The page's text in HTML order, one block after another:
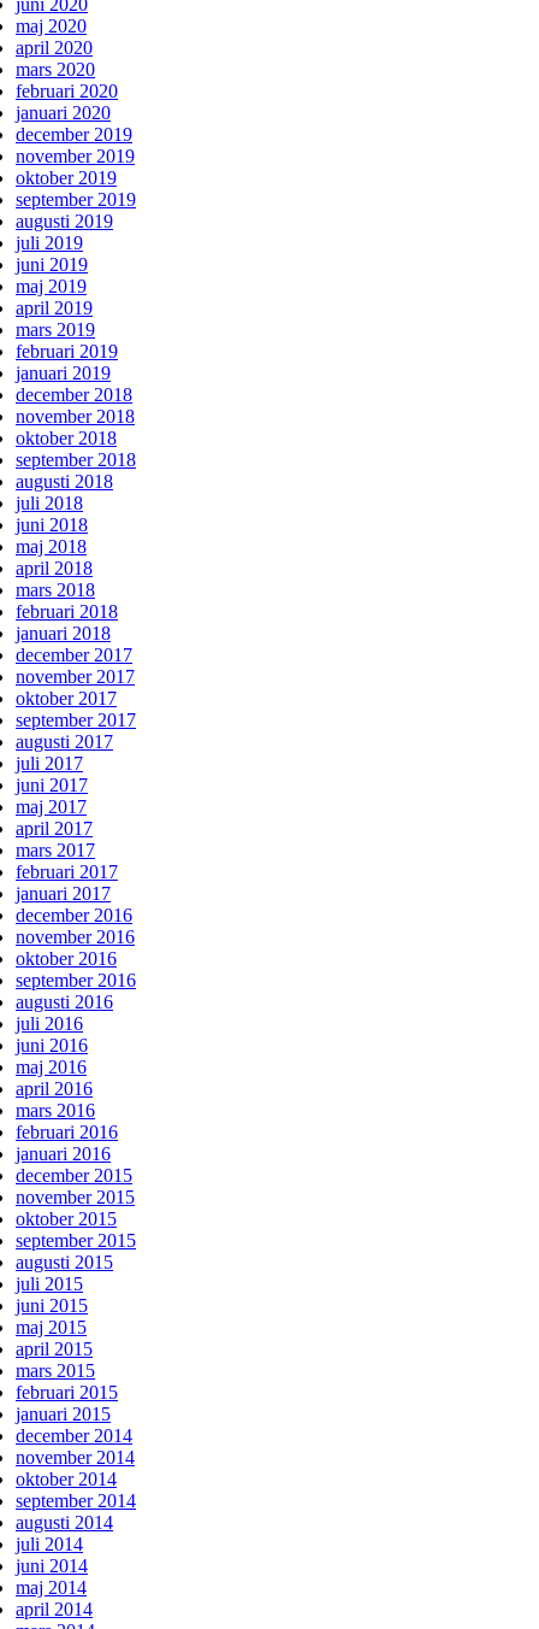
juni 2020
maj 2020
april 2020
mars 2020
februari 2020
januari 2020
december 2019
november 2019
oktober 2019
september 2019
augusti 2019
juli 2019
juni 2019
maj 2019
april 2019
mars 2019
februari 2019
januari 2019
december 2018
november 2018
oktober 2018
september 2018
augusti 2018
juli 2018
juni 2018
maj 2018
april 2018
mars 2018
februari 2018
januari 2018
december 2017
november 2017
oktober 2017
september 2017
augusti 2017
juli 2017
juni 2017
maj 2017
april 2017
mars 2017
februari 2017
januari 2017
december 2016
november 2016
oktober 2016
september 2016
augusti 2016
juli 2016
juni 2016
maj 2016
april 2016
mars 2016
februari 2016
januari 2016
december 2015
november 2015
oktober 2015
september 2015
augusti 2015
juli 2015
juni 2015
maj 2015
april 2015
mars 2015
februari 2015
januari 2015
december 2014
november 2014
oktober 2014
september 2014
augusti 2014
juli 2014
juni 2014
maj 2014
april 2014